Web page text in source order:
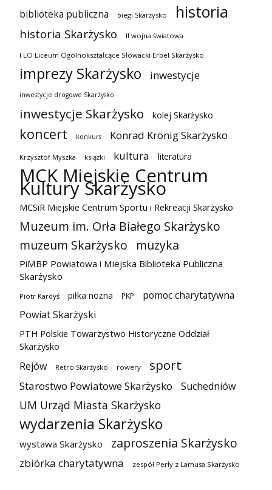
biblioteka publiczna
biegi Skarżysko historia
historia Skarżysko II wojna światowa
I LO Liceum Ogólnokształcące Słowacki Erbel Skarżysko
imprezy Skarżysko inwestycje
inwestycje drogowe Skarżysko
inwestycje Skarżysko kolej Skarżysko
koncert konkurs Konrad Krönig Skarżysko
Krzysztof Myszka książki kultura literatura
MCK Miejskie Centrum
Kultury Skarżysko
MCSiR Miejskie Centrum Sportu i Rekreacji Skarżysko
Muzeum im. Orła Białego Skarżysko
muzeum Skarżysko
muzyka
PiMBP Powiatowa i Miejska Biblioteka Publiczna
Skarżysko
Piotr Kardyś piłka nożna PKP
pomoc charytatywna
Powiat Skarżyski
PTH Polskie Towarzystwo Historyczne Oddział
Skarżysko
Rejów Retro Skarżysko rowery sport
Starostwo Powiatowe Skarżysko Suchedniów
UM Urząd Miasta Skarżysko
wydarzenia Skarżysko
wystawa Skarżysko zaproszenia Skarżysko
zbiórka charytatywna zespół Perły z Lamusa Skarżysko